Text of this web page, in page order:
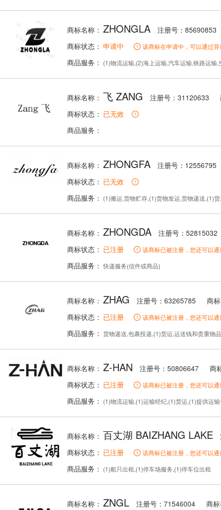
商标名称： ZHONGLA
注册号：85690853
商标状态： 申请中 该商标在申请中，可以通过
商品服务： (1)物流运输,(2)海上运输,汽车运输,铁路运
商标名称： 飞 ZANG 注册号：31120633
商标状态： 已无效
商品服务：
商标名称： ZHONGFA
注册号：12556795
商标状态： 已无效
商品服务： (1)搬运,货物贮存,(1)货物发运,货物递送,(1)货运,仓库贮存
商标名称： ZHONGDA
注册号：52815032
商标状态： 已注册 该商标已被注册，您还可以
商品服务： 快递服务(信件或商品)
商标名称： ZHAG 注册号：63265785
商
商标状态： 已注册 该商标已被注册，您还可以
商品服务： 货物递送,包裹投递,(1)货运,运送钱和贵重物品,
商标名称： Z-HAN 注册号：50806647
商
商标状态： 已注册 该商标已被注册，您还可以
商品服务： (1)物流运输,(1)运输经纪,(1)货运,(1)提供运输信息
商标名称： 百丈湖 BAIZHANG LAKE
商标状态： 已注册 该商标已被注册，您还可以
商品服务： (1)船只出租,(1)停车场服务,(1)停车位出租
商标名称： ZNGL 注册号：71546004
商